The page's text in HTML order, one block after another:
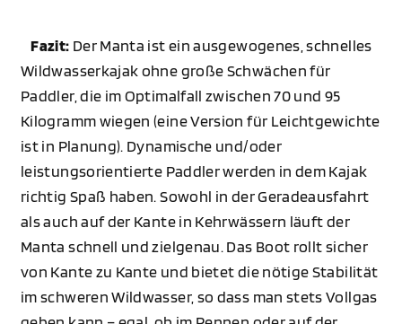
Fazit: Der Manta ist ein ausgewogenes, schnelles
Wildwasserkajak ohne große Schwächen für
Paddler, die im Optimalfall zwischen 70 und 95
Kilogramm wiegen (eine Version für Leichtgewichte
ist in Planung). Dynamische und/oder
leistungsorientierte Paddler werden in dem Kajak
richtig Spaß haben. Sowohl in der Geradeausfahrt
als auch auf der Kante in Kehrwässern läuft der
Manta schnell und zielgenau. Das Boot rollt sicher
von Kante zu Kante und bietet die nötige Stabilität
im schweren Wildwasser, so dass man stets Vollgas